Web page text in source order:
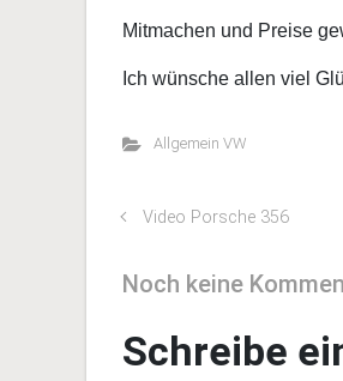
Mitmachen und Preise
Ich wünsche allen viel
Allgemein VW
Video Porsche 356
Noch keine
Schreibe